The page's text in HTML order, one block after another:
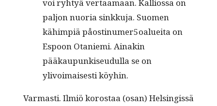
voi ryhtyä ver­taa­maan. Kallios­sa on
paljon nuo­ria sinkku­ja. Suomen
kähimpiä påostinumer5oalueita on
Espoon Otanie­mi. Ainakin
pääkaupunkiseudul­la se on
ylivoimais­es­ti köyhin.
Var­masti. Ilmiö korostaa (osan) Helsingis­sä